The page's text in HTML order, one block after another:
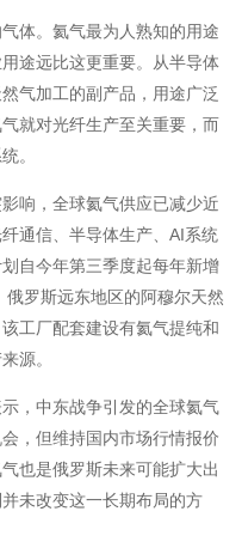
体。氦气最为人熟知的用途
途远比这更重要。从半导体
气加工的副产品，用途广泛
就对光纤生产至关重要，而
。
响，全球氦气供应已减少近
通信、半导体生产、AI系统
自今年第三季度起每年新增
罗斯远东地区的阿穆尔天然
工厂配套建设有氦气提纯和
源。
，中东战争引发的全球氦气
，但维持国内市场行情报价
也是俄罗斯未来可能扩大出
未改变这一长期布局的方